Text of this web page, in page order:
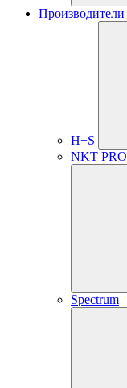
Производители
H+S
NKT PRO
Spectrum